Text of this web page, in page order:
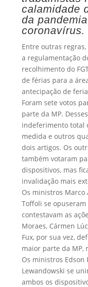
calamidade
da
coronavírus.
Entre outras
a regulamentação
recolhimento do
de férias para a
antecipação de
Foram sete votos
parte da MP.
indeferimento total
medida e outros
dois artigos. Os
também votaram
dispositivos, mas
invalidação mais
Os ministros Marco
Toffoli se
contestavam as
Moraes, Cármen
Fux, por sua vez,
maior parte da MP,
Os ministros Edson
Lewandowski se
ambos os